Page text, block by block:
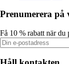
Prenumerera på
Få 10 % rabatt när du